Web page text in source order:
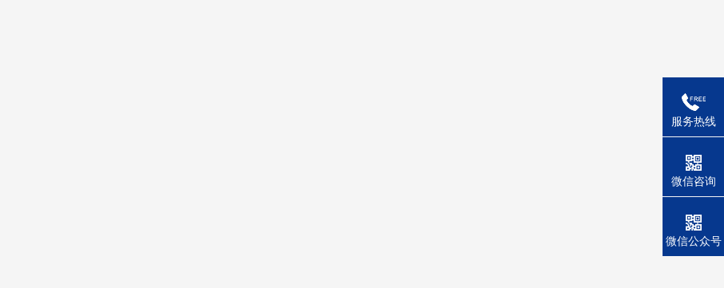
服务热线
微信咨询
微信公众号